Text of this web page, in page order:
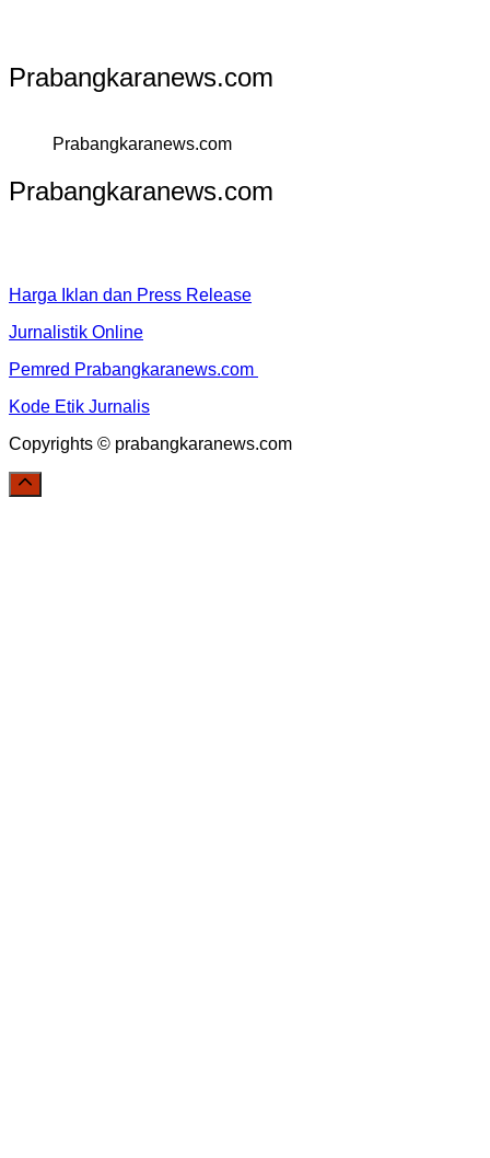
Prabangkaranews.com
Prabangkaranews.com
Prabangkaranews.com
Harga Iklan dan Press Release
Jurnalistik Online
Pemred Prabangkaranews.com
Kode Etik Jurnalis
Copyrights © prabangkaranews.com